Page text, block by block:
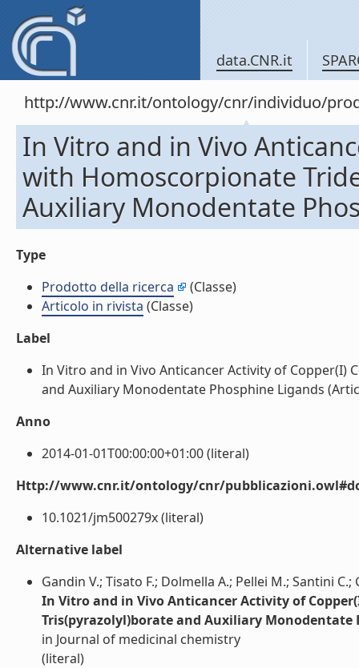
data.CNR.it
http://www.cnr.it/ontology/cnr/individuo/
In Vitro and in Vivo
with Homoscorpionate
Auxiliary Monodentate
Type
Prodotto della ricerca
(Classe)
Articolo in rivista (Classe)
Label
In Vitro and in Vivo Anticancer Activity of
and Auxiliary Monodentate Phosphine Ligands
Anno
2014-01-01T00:00:00+01:00 (literal)
Http://www.cnr.it/ontology/cnr/
10.1021/jm500279x (literal)
Alternative label
Gandin V.; Tisato F.; Dolmella A.; Pellei M.; Santini
In Vitro and in Vivo Anticancer Activity of
Tris(pyrazolyl)borate and Auxiliary Monodentate
in Journal of medicinal chemistry
(literal)